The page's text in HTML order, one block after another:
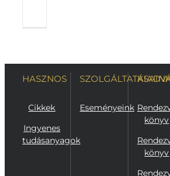
HASZNOS
Cikkek
Ingyenes
tudásanyagok
Eseményeink
könyv
könyv